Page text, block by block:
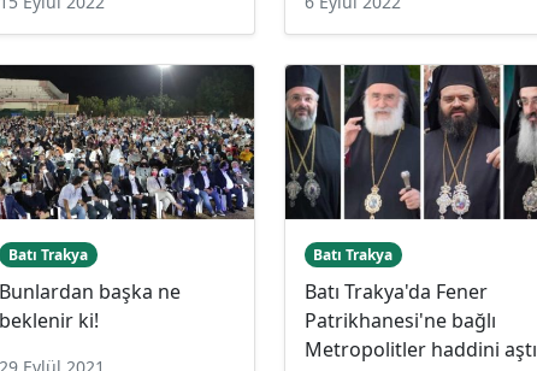
Batı Trakya
Bunlardan başka ne
beklenir ki!
Batı Trakya
Batı Trakya'da Fener
Patrikhanesi'ne bağlı
Metropolitler haddini aştı